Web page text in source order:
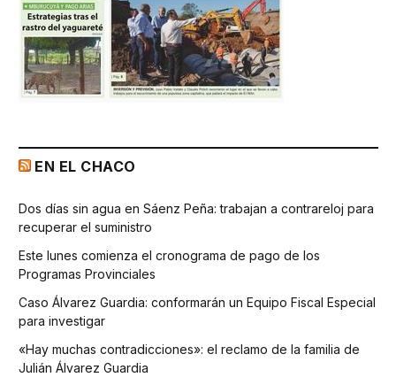
EN EL CHACO
Dos días sin agua en Sáenz Peña: trabajan a contrareloj para
recuperar el suministro
Este lunes comienza el cronograma de pago de los
Programas Provinciales
Caso Álvarez Guardia: conformarán un Equipo Fiscal Especial
para investigar
«Hay muchas contradicciones»: el reclamo de la familia de
Julián Álvarez Guardia